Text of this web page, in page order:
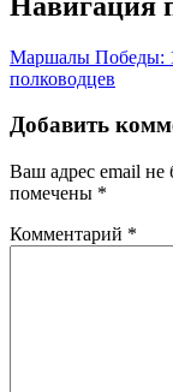
Маршалы Победы:
полководцев
Добавить
Ваш адрес email не
помечены *
Комментарий *